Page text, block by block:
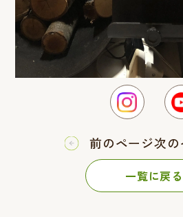
前のページ次の
一覧に戻る